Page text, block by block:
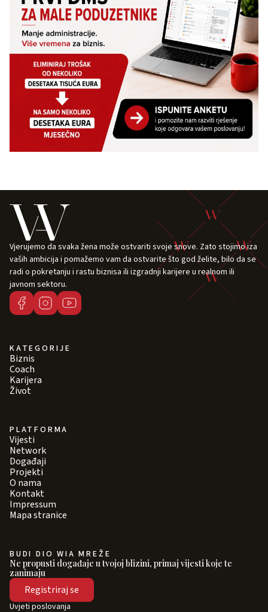
Vjerujemo da svaka žena može ostvariti svoje snove. Zato stojimo iza
vaših ambicija i pomažemo vam da ostvarite što god želite, bilo da se
radi o pokretanju i rastu biznisa ili izgradnji karijere u realnom ili
javnom sektoru.
KATEGORIJE
Biznis
Coach
Karijera
Život
PLATFORMA
Vijesti
Network
Događaji
Projekti
O nama
Kontakt
Impressum
Mapa stranice
BUDI DIO WIA MREŽE
Ne propusti događaje u tvojoj blizini, primaj vijesti koje te
zanimaju
Registriraj se
Uvjeti poslovanja